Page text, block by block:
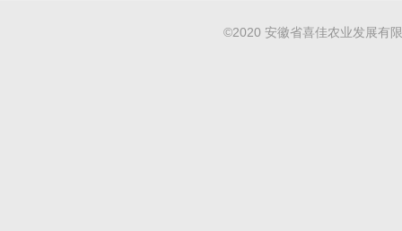
©2020 安徽省喜佳农业发展有